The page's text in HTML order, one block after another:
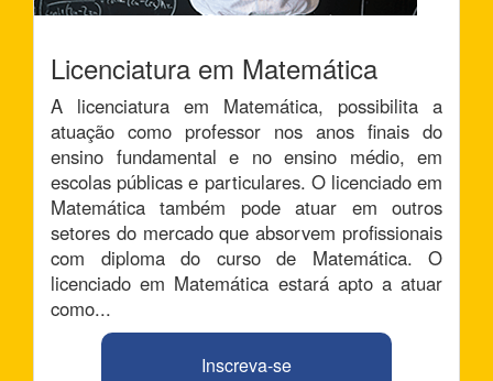
Licenciatura em Matemática
A licenciatura em Matemática, possibilita a
atuação como professor nos anos finais do
ensino fundamental e no ensino médio, em
escolas públicas e particulares. O licenciado em
Matemática também pode atuar em outros
setores do mercado que absorvem profissionais
com diploma do curso de Matemática. O
licenciado em Matemática estará apto a atuar
como...
Inscreva-se